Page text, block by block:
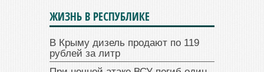
ЖИЗНЬ В РЕСПУБЛИКЕ
В Крыму дизель продают по 119
рублей за литр